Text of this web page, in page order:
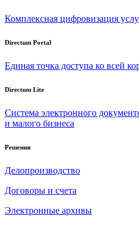
Комплексная цифровизация
Directum Portal
Единая точка доступа ко всей
Directum Lite
Система электронного
и малого бизнеса
Решения
Делопроизводство
Договоры и счета
Электронные архивы